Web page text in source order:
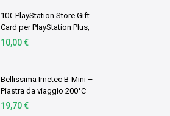
10€ PlayStation Store Gift
Card per PlayStation Plus,
Account italiano [Codice
10,00 €
Bellissima Imetec B-Mini –
Piastra da viaggio 200°C
19,70 €